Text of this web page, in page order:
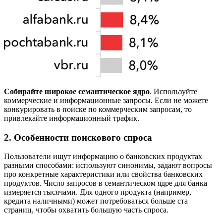
Собирайте широкое семантическое ядро. Используйте
коммерческие и информационные запросы. Если не можете
конкурировать в поиске по коммерческим запросам, то
привлекайте информационный трафик.
2. Особенности поискового спроса
Пользователи ищут информацию о банковских продуктах
разными способами: используют синонимы, задают вопросы
про конкретные характеристики или свойства банковских
продуктов. Число запросов в семантическом ядре для банка
измеряется тысячами. Для одного продукта (например,
кредита наличными) может потребоваться больше ста
страниц, чтобы охватить большую часть спроса.